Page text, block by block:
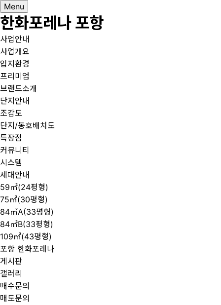
Menu
한화포레나 포항
사업안내
사업개요
입지환경
프리미엄
브랜드소개
단지안내
조감도
단지/동호배치도
특장점
커뮤니티
시스템
세대안내
59㎡(24평형)
75㎡(30평형)
84㎡A(33평형)
84㎡B(33평형)
109㎡(43평형)
포항 한화포레나
게시판
갤러리
매수문의
매도문의